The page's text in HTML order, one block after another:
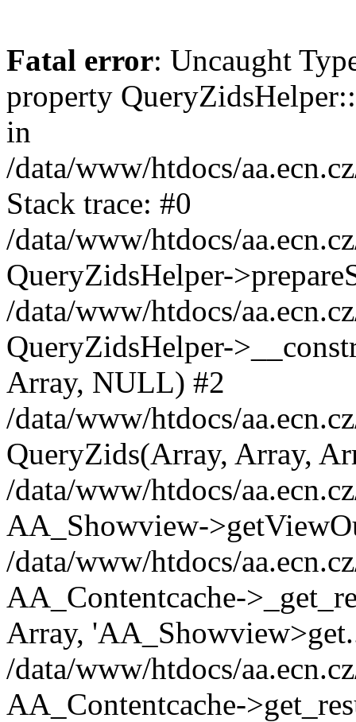
Fatal error: Uncaught
property
in
/data/www/htdocs/
Stack trace: #0
/data/www/htdocs/
QueryZidsHelper-
/data/www/htdocs/
QueryZidsHelper-
Array, NULL) #2
/data/www/htdocs/
QueryZids(Array, Array,
/data/www/htdocs/
AA_Showview-
/data/www/htdocs/
AA_Contentcache-
Array,
/data/www/htdocs/
AA_Contentcache-